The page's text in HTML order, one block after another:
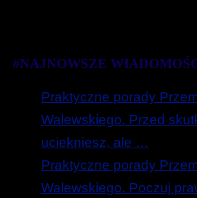
#NAJNOWSZE
Praktyczne porady
Walewskiego. Przed
uciekniesz, ale …
Praktyczne porady
Walewskiego. Poczuj